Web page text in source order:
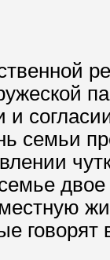
и
семьи